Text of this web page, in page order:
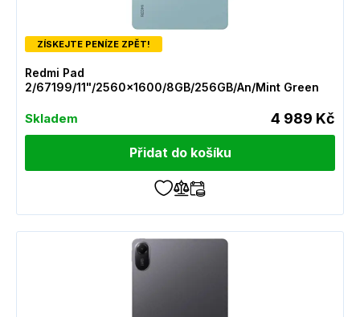
ZÍSKEJTE PENÍZE ZPĚT!
Redmi Pad
2/67199/11"/2560x1600/8GB/256GB/An/Mint Green
Skladem 4 989 Kč
Přidat do košíku